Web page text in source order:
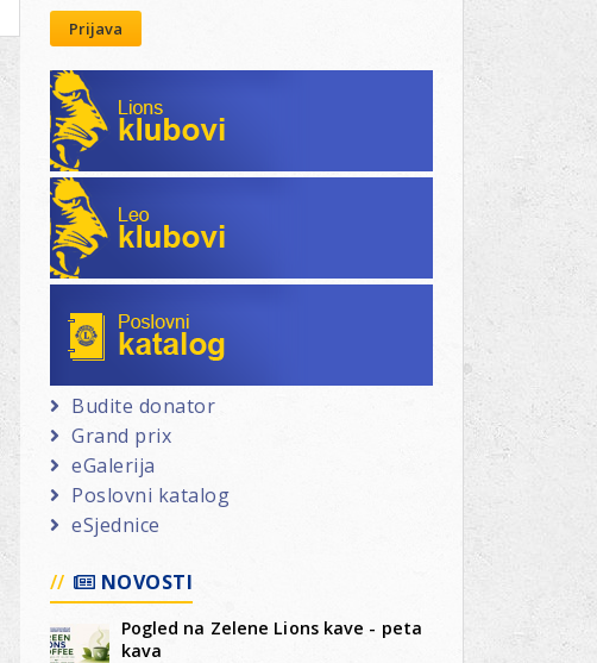
:PROJEKT
"LIONS
KUHARICA"
POSTIŽE
Prijava
Lions klubovi
Leo klubovi
Budite donator
Grand prix
eGalerija
Poslovni katalog
eSjednice
NOVOSTI
Pogled na Zelene Lions kave - peta
kava